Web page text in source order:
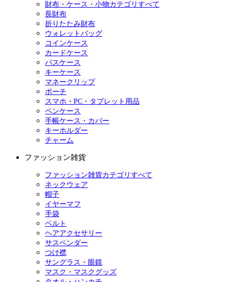
財布・ケース・小物カテゴリすべて
長財布
折りたたみ財布
ウォレットバッグ
コインケース
カードケース
パスケース
キーケース
マネークリップ
ポーチ
スマホ・PC・タブレット用品
ペンケース
手帳ケース・カバー
キーホルダー
チャーム
ファッション雑貨
ファッション雑貨カテゴリすべて
ネックウェア
帽子
イヤーマフ
手袋
ベルト
ヘアアクセサリー
サスペンダー
つけ襟
サングラス・眼鏡
マスク・マスクグッズ